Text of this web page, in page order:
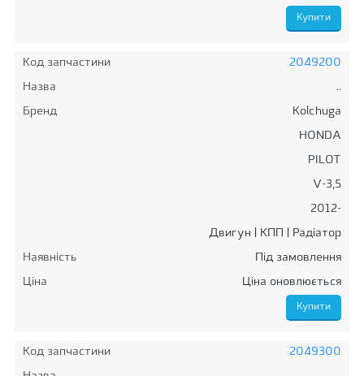
Код запчастини
2049200
Назва
..
Бренд
Kolchuga
HONDA
PILOT
V-3,5
2012-
Двигун | КПП | Радіатор
Наявність
Під замовлення
Ціна
Ціна оновлюється
Код запчастини
2049300